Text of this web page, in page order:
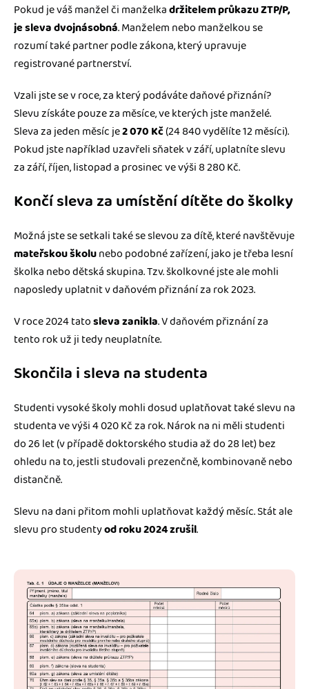
Pokud je váš manžel či manželkadržitelem průkazu ZTP/P,
je sleva dvojnásobná. Manželem nebo manželkou se
rozumí také partner podle zákona, který upravuje
registrované partnerství.
Vzali jste se v roce, za který podáváte daňové přiznání?
Slevu získáte pouze za měsíce, ve kterých jste manželé.
Sleva za jeden měsíc je2 070 Kč(24 840 vydělíte 12 měsíci).
Pokud jste například uzavřeli sňatek v září, uplatníte slevu
za září, říjen, listopad a prosinec ve výši 8 280 Kč.
Končí sleva za umístění dítěte do školky
Možná jste se setkali také se slevou za dítě, které navštěvuje
mateřskou školunebo podobné zařízení, jako je třeba lesní
školka nebo dětská skupina. Tzv. školkovné jste ale mohli
naposledy uplatnit v daňovém přiznání za rok 2023.
V roce 2024 tatosleva zanikla. V daňovém přiznání za
tento rok už ji tedy neuplatníte.
Skončila i sleva na studenta
Studenti vysoké školy mohli dosud uplatňovat také slevu na
studenta ve výši 4 020 Kč za rok. Nárok na ni měli studenti
do 26 let (v případě doktorského studia až do 28 let) bez
ohledu na to, jestli studovali prezenčně, kombinovaně nebo
distančně.
Slevu na dani přitom mohli uplatňovat každý měsíc. Stát ale
slevu pro studentyod roku 2024 zrušil.